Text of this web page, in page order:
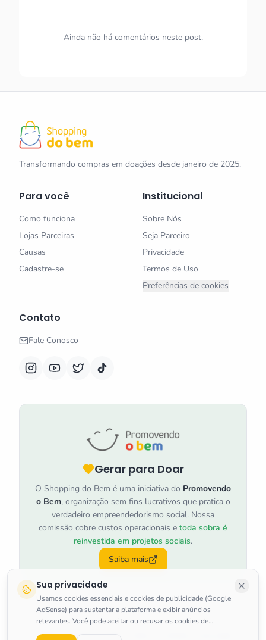
Sua privacidade
Usamos cookies essenciais e cookies de publicidade (Google
AdSense) para sustentar a plataforma e exibir anúncios
relevantes. Você pode aceitar ou recusar os cookies de
marketing a qualquer momento.
Ainda não há comentários neste post.
Transformando compras em doações desde janeiro de 2025.
Para você
Como funciona
Lojas Parceiras
Causas
Cadastre-se
Institucional
Sobre Nós
Seja Parceiro
Privacidade
Termos de Uso
Preferências de cookies
Contato
Fale Conosco
Gerar para Doar
O Shopping do Bem é uma iniciativa do Promovendo
o Bem, organização sem fins lucrativos que pratica o
verdadeiro empreendedorismo social. Nossa
comissão cobre custos operacionais e toda sobra é
reinvestida em projetos sociais.
Saiba mais
©2026 Shopping do Bem